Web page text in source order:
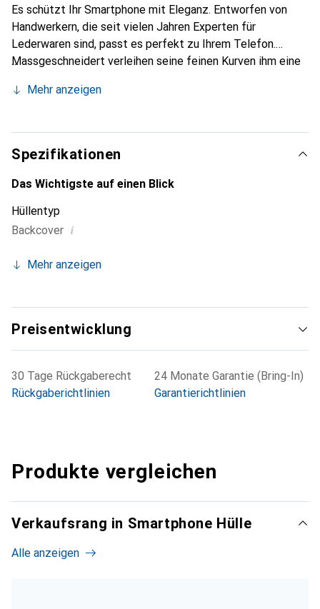
Es schützt Ihr Smartphone mit Eleganz. Entworfen von
Handwerkern, die seit vielen Jahren Experten für
Lederwaren sind, passt es perfekt zu Ihrem Telefon.
Massgeschneidert verleihen seine feinen Kurven ihm eine
unverzichtbaren Accessoire für Ihr Smartphone.
die Marke Noreve eine sichere Wahl für eine
anspruchsvolle Kundschaft.
Mehr anzeigen
Spezifikationen
Das Wichtigste auf einen Blick
Hüllentyp
Backcover i
Mehr anzeigen
Preisentwicklung
30 Tage Rückgaberecht
Rückgaberichtlinien
24 Monate Garantie (Bring-In)
Garantierichtlinien
Produkte vergleichen
Verkaufsrang in Smartphone Hülle
Alle anzeigen